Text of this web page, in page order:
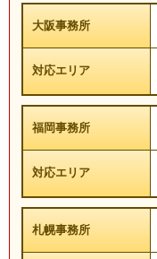
大阪事務所
対応エリア
福岡事務所
対応エリア
札幌事務所